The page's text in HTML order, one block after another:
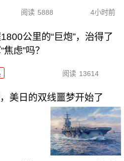
阅读 5888 4小时前
公里的“巨炮”，治得了
焦虑”吗？
阅读 13614
美日的双线噩梦开始了